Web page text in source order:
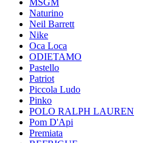
MSGM
Naturino
Neil Barrett
Nike
Oca Loca
ODIETAMO
Pastello
Patriot
Piccola Ludo
Pinko
POLO RALPH LAUREN
Pom D'Api
Premiata